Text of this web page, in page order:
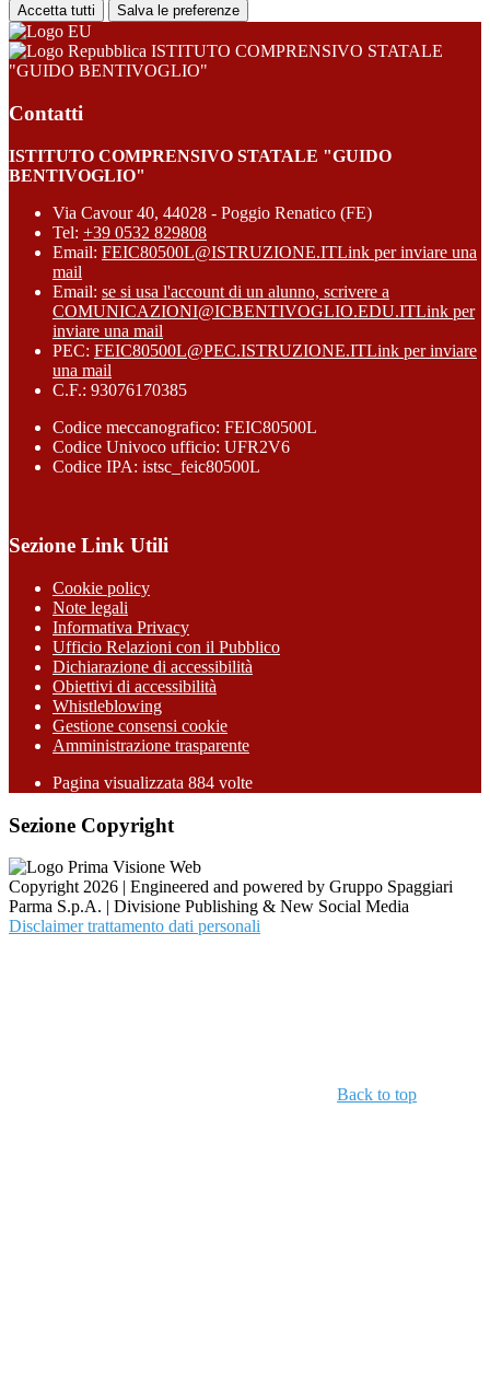
Accetta tutti Salva le preferenze
ISTITUTO COMPRENSIVO STATALE
"GUIDO BENTIVOGLIO"
Contatti
ISTITUTO COMPRENSIVO STATALE "GUIDO
BENTIVOGLIO"
Via Cavour 40, 44028 - Poggio Renatico (FE)
Tel: +39 0532 829808
Email: FEIC80500L@ISTRUZIONE.ITLink per inviare una
mail
Email: se si usa l'account di un alunno, scrivere a
COMUNICAZIONI@ICBENTIVOGLIO.EDU.ITLink per
inviare una mail
PEC: FEIC80500L@PEC.ISTRUZIONE.ITLink per inviare
una mail
C.F.: 93076170385
Codice meccanografico: FEIC80500L
Codice Univoco ufficio: UFR2V6
Codice IPA: istsc_feic80500L
Sezione Link Utili
Cookie policy
Note legali
Informativa Privacy
Ufficio Relazioni con il Pubblico
Dichiarazione di accessibilità
Obiettivi di accessibilità
Whistleblowing
Gestione consensi cookie
Amministrazione trasparente
Pagina visualizzata 884 volte
Sezione Copyright
Copyright 2026 | Engineered and powered by Gruppo Spaggiari
Parma S.p.A. | Divisione Publishing & New Social Media
Disclaimer trattamento dati personali
Back to top